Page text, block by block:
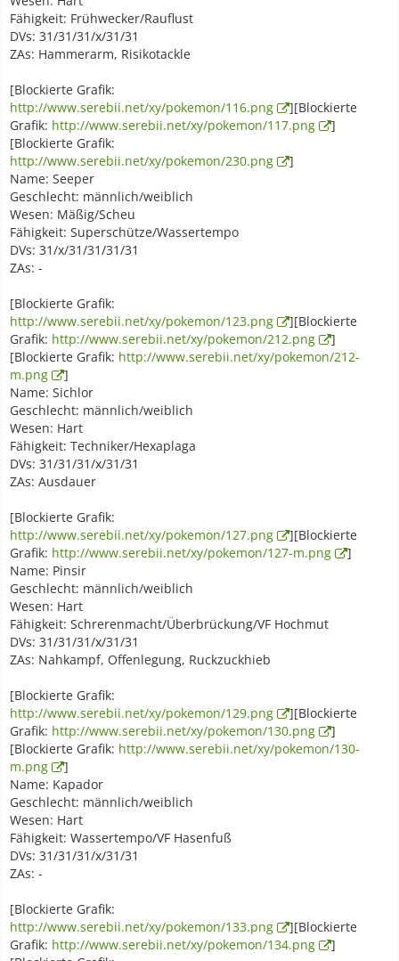
Fähigkeit: Frühwecker/Rauflust
DVs: 31/31/31/x/31/31
ZAs: Hammerarm, Risikotackle
[Blockierte Grafik:
http://www.serebii.net/xy/pokemon/116.png
][Blockierte
Grafik: http://www.serebii.net/xy/pokemon/117.png
]
[Blockierte Grafik:
http://www.serebii.net/xy/pokemon/230.png
]
Name: Seeper
Geschlecht: männlich/weiblich
Wesen: Mäßig/Scheu
Fähigkeit: Superschütze/Wassertempo
DVs: 31/x/31/31/31/31
ZAs: -
[Blockierte Grafik:
http://www.serebii.net/xy/pokemon/123.png
][Blockierte
Grafik: http://www.serebii.net/xy/pokemon/212.png
]
[Blockierte Grafik: http://www.serebii.net/xy/pokemon/212-
m.png
]
Name: Sichlor
Geschlecht: männlich/weiblich
Wesen: Hart
Fähigkeit: Techniker/Hexaplaga
DVs: 31/31/31/x/31/31
ZAs: Ausdauer
[Blockierte Grafik:
http://www.serebii.net/xy/pokemon/127.png
][Blockierte
Grafik: http://www.serebii.net/xy/pokemon/127-m.png
]
Name: Pinsir
Geschlecht: männlich/weiblich
Wesen: Hart
Fähigkeit: Schrerenmacht/Überbrückung/VF Hochmut
DVs: 31/31/31/x/31/31
ZAs: Nahkampf, Offenlegung, Ruckzuckhieb
[Blockierte Grafik:
http://www.serebii.net/xy/pokemon/129.png
][Blockierte
Grafik: http://www.serebii.net/xy/pokemon/130.png
]
[Blockierte Grafik: http://www.serebii.net/xy/pokemon/130-
m.png
]
Name: Kapador
Geschlecht: männlich/weiblich
Wesen: Hart
Fähigkeit: Wassertempo/VF Hasenfuß
DVs: 31/31/31/x/31/31
ZAs: -
[Blockierte Grafik:
http://www.serebii.net/xy/pokemon/133.png
][Blockierte
Grafik: http://www.serebii.net/xy/pokemon/134.png
]